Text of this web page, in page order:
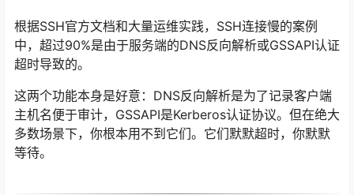
根据SSH官方文档和大量运维实践，SSH连接慢的案例
中，超过90%是由于服务端的DNS反向解析或GSSAPI认证
超时导致的。
这两个功能本身是好意：DNS反向解析是为了记录客户端
主机名便于审计，GSSAPI是Kerberos认证协议。但在绝大
多数场景下，你根本用不到它们。它们默默超时，你默默
等待。